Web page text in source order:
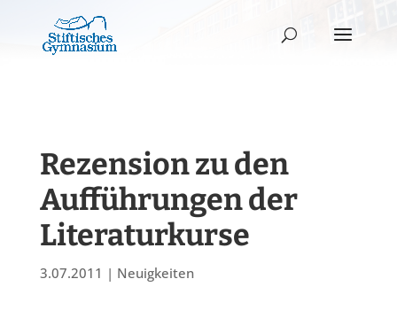
Rezension zu den
Aufführungen der
Literaturkurse
3.07.2011 | Neuigkeiten